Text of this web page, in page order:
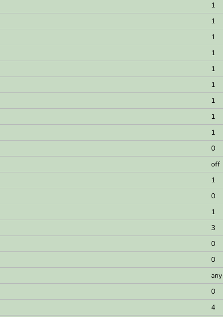
1
1
1
1
1
1
1
1
1
0
off
1
0
1
3
0
0
any
0
4